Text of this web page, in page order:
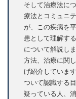
そして治療法に
療法とコミュニ
が、この疾病を
患として理解す
について解説し
方法、治療に関
げ紹介していま
ついて認識する
疑っている人、